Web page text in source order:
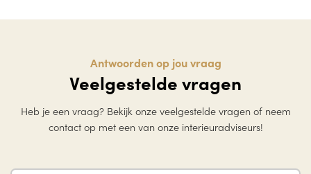
Antwoorden op jou vraag
Veelgestelde vragen
Heb je een vraag? Bekijk onze veelgestelde vragen of neem
contact op met een van onze interieuradviseurs!